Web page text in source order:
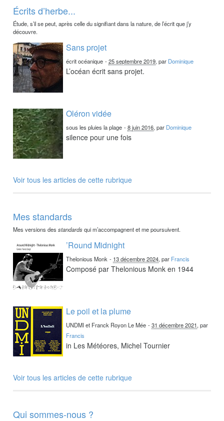
Écrits d’herbe...
Étude, s’il se peut, après celle du signifiant dans la nature, de l’écrit que j’y
découvre.
Sans projet
écrit océanique -25 septembre 2019, par Dominique
L’océan écrit sans projet.
Oléron vidée
sous les pluies la plage -8 juin 2016, par Dominique
silence pour une fois
Voir tous les articles de cette rubrique
Mes standards
Mes versions desstandardsqui m’accompagnent et me poursuivent.
’Round Midnight
Thelonious Monk - 13 décembre 2024, par Francis
Composé par Thelonious Monk en 1944
Le poil et la plume
UNDMI et Franck Royon Le Mée -31 décembre 2021, par
Francis
in Les Météores, Michel Tournier
Voir tous les articles de cette rubrique
Qui sommes-nous ?